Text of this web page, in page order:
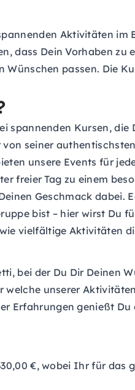
Aktivitäten im
dass Dein Vorhaben
passen. Die
spannenden Kursen,
seiner
unsere Events für
freier Tag zu einem
Geschmack dabei.
bist – hier wirst Du
vielfältige Aktivitäten
bei der Du Dir Deinen
unserer
Erfahrungen genießt
€, wobei Ihr für das